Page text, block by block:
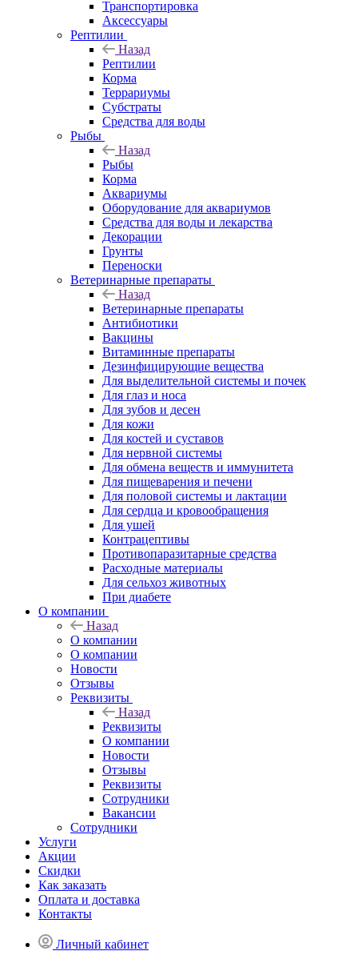
Транспортировка
Аксессуары
Рептилии
Назад
Рептилии
Корма
Террариумы
Субстраты
Средства для воды
Рыбы
Назад
Рыбы
Корма
Аквариумы
Оборудование для аквариумов
Средства для воды и лекарства
Декорации
Грунты
Переноски
Ветеринарные препараты
Назад
Ветеринарные препараты
Антибиотики
Вакцины
Витаминные препараты
Дезинфицирующие вещества
Для выделительной системы и почек
Для глаз и носа
Для зубов и десен
Для кожи
Для костей и суставов
Для нервной системы
Для обмена веществ и иммунитета
Для пищеварения и печени
Для половой системы и лактации
Для сердца и кровообращения
Для ушей
Контрацептивы
Противопаразитарные средства
Расходные материалы
Для сельхоз животных
При диабете
О компании
Назад
О компании
О компании
Новости
Отзывы
Реквизиты
Назад
Реквизиты
О компании
Новости
Отзывы
Реквизиты
Сотрудники
Вакансии
Сотрудники
Услуги
Акции
Скидки
Как заказать
Оплата и доставка
Контакты
Личный кабинет